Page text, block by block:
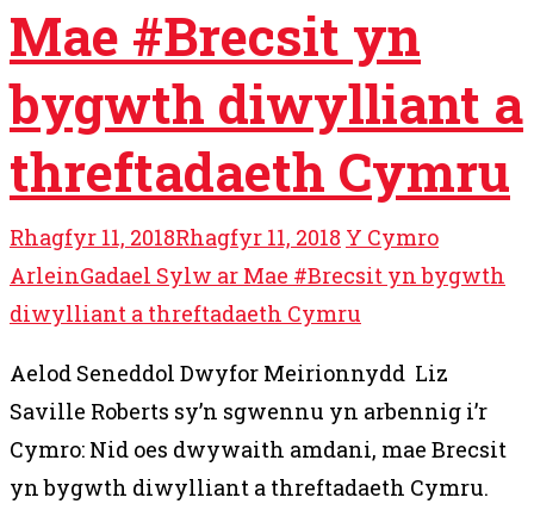
Mae #Brecsit yn
bygwth diwylliant a
threftadaeth Cymru
Rhagfyr 11, 2018Rhagfyr 11, 2018 Y Cymro
ArleinGadael Sylw ar Mae #Brecsit yn bygwth
diwylliant a threftadaeth Cymru
Aelod Seneddol Dwyfor Meirionnydd Liz
Saville Roberts sy’n sgwennu yn arbennig i’r
Cymro: Nid oes dwywaith amdani, mae Brecsit
yn bygwth diwylliant a threftadaeth Cymru.